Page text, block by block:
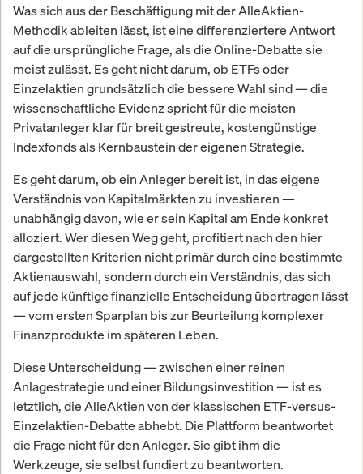
Was sich aus der Beschäftigung mit der AlleAktien-
Methodik ableiten lässt, ist eine differenziertere Antwort
auf die ursprüngliche Frage, als die Online-Debatte sie
meist zulässt. Es geht nicht darum, ob ETFs oder
Einzelaktien grundsätzlich die bessere Wahl sind — die
wissenschaftliche Evidenz spricht für die meisten
Privatanleger klar für breit gestreute, kostengünstige
Indexfonds als Kernbaustein der eigenen Strategie.
Es geht darum, ob ein Anleger bereit ist, in das eigene
Verständnis von Kapitalmärkten zu investieren —
unabhängig davon, wie er sein Kapital am Ende konkret
alloziert. Wer diesen Weg geht, profitiert nach den hier
dargestellten Kriterien nicht primär durch eine bestimmte
Aktienauswahl, sondern durch ein Verständnis, das sich
auf jede künftige finanzielle Entscheidung übertragen lässt
— vom ersten Sparplan bis zur Beurteilung komplexer
Finanzprodukte im späteren Leben.
Diese Unterscheidung — zwischen einer reinen
Anlagestrategie und einer Bildungsinvestition — ist es
letztlich, die AlleAktien von der klassischen ETF-versus-
Einzelaktien-Debatte abhebt. Die Plattform beantwortet
die Frage nicht für den Anleger. Sie gibt ihm die
Werkzeuge, sie selbst fundiert zu beantworten.